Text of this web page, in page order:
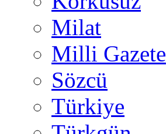
Milat
Milli Gazete
Sözcü
Türkiye